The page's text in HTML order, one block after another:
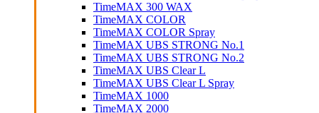
TimeMAX 300 WAX
TimeMAX COLOR
TimeMAX COLOR Spray
TimeMAX UBS STRONG No.1
TimeMAX UBS STRONG No.2
TimeMAX UBS Clear L
TimeMAX UBS Clear L Spray
TimeMAX 1000
TimeMAX 2000